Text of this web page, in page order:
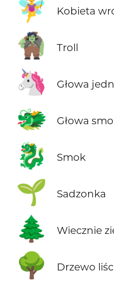
🧚‍♀️ Kobieta
🧌 Troll
🦄 Głowa
🐲 Głowa
🐉 Smok
🌱 Sadzonka
🌲 Wiecznie
🌳 Drzewo